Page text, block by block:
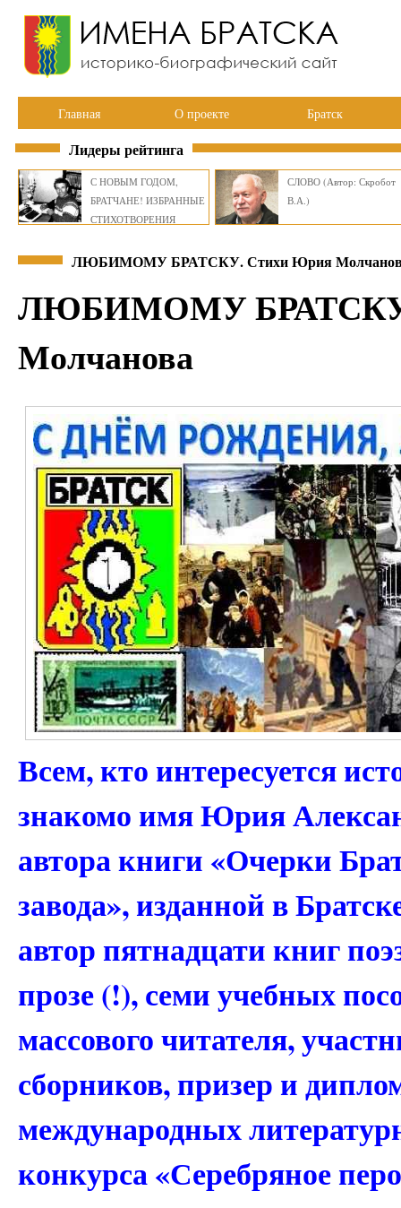
Главная О проекте Братск
Лидеры рейтинга
С НОВЫМ ГОДОМ,
БРАТЧАНЕ! ИЗБРАННЫЕ
СТИХОТВОРЕНИЯ
СЛОВО (Автор: Скробот
В.А.)
ЛЮБИМОМУ БРАТСКУ. Стихи Юрия
ЛЮБИМОМУ
Молчанова
Всем, кто интересуется
знакомо имя Юрия
автора книги «Очерки
завода», изданной в
автор пятнадцати книг
прозе (!), семи учебных
массового читателя,
сборников, призер и
международных
конкурса «Серебряное